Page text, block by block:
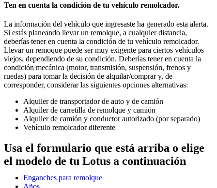
Ten en cuenta la condición de tu vehículo remolcador.
La información del vehículo que ingresaste ha generado esta alerta.
Si estás planeando llevar un remolque, a cualquier distancia,
deberías tener en cuenta la condición de tu vehículo remolcador.
Llevar un remoque puede ser muy exigente para ciertos vehículos
viejos, dependiendo de su condición. Deberías tener en cuenta la
condición mecánica (motor, transmisión, suspensión, frenos y
ruedas) para tomar la decisión de alquilar/comprar y, de
corresponder, considerar las siguientes opciones alternativas:
Alquiler de transportador de auto y de camión
Alquiler de carretilla de remolque y camión
Alquiler de camión y conductor autorizado (por separado)
Vehículo remolcador diferente
Usa el formulario que está arriba o elige
el modelo de tu Lotus a continuación
Enganches para remolque
Años